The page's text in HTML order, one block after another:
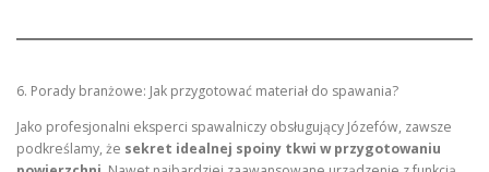
6. Porady branżowe: Jak przygotować materiał do spawania?
Jako profesjonalni eksperci spawalniczy obsługujący Józefów, zawsze
podkreślamy, że sekret idealnej spoiny tkwi w przygotowaniu